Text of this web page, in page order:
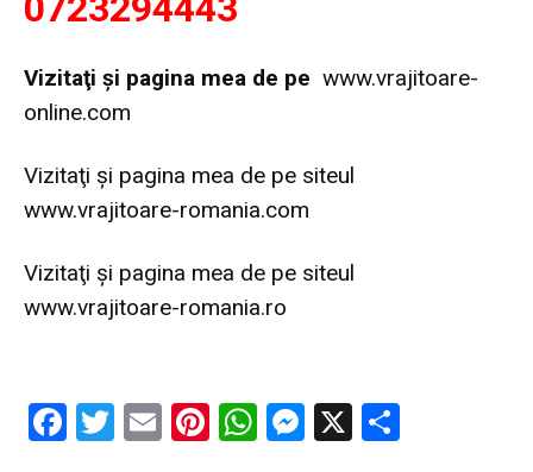
Vizitaţi şi pagina mea de pe www.vrajitoare-
online.com
Vizitaţi şi pagina mea de pe siteul
www.vrajitoare-romania.com
Vizitaţi şi pagina mea de pe siteul
www.vrajitoare-romania.ro
F T E Pi W M X